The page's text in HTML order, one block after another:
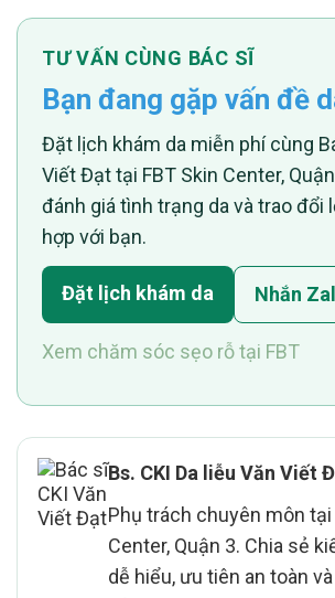
TƯ VẤN CÙNG BÁC SĨ
Bạn đang gặp vấn đề
Đặt lịch khám da miễn phí cùng
Viết Đạt tại FBT Skin Center,
đánh giá tình trạng da và trao đổi
hợp với bạn.
Đặt lịch khám da Nhắn
Xem chăm sóc sẹo rỗ tại FBT
Bs. CKI Da liễu Văn Viết
Phụ trách chuyên môn tại
Center, Quận 3. Chia sẻ
dễ hiểu, ưu tiên an toàn